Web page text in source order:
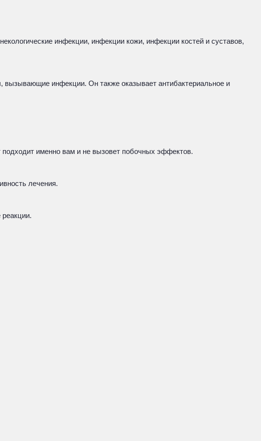
инфекции, инфекции кожи, инфекции костей и суставов,
вызывающие инфекции. Он также оказывает антибактериальное и
именно вам и не вызовет побочных эффектов.
лечения.